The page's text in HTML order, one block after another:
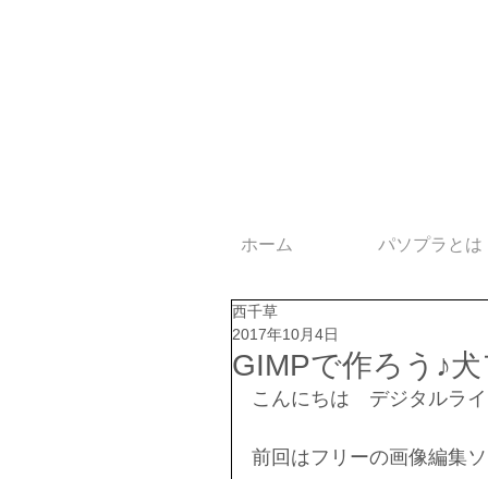
ホーム パソプラとは
GIMPで作ろう♪
西千草
2017年10月4日
こんにちは　デジタルラ
前回はフリーの画像編集